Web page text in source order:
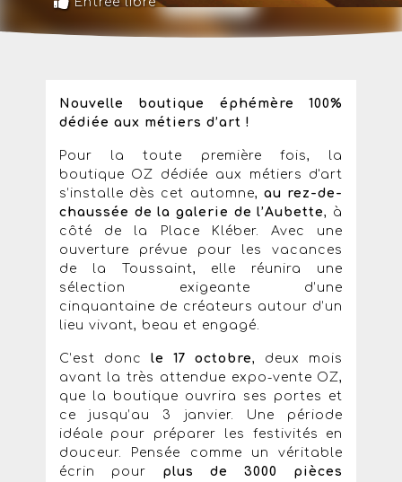
Nouvelle boutique éphémère 100%
dédiée aux métiers d’art !
Pour la toute première fois, la
boutique OZ dédiée aux métiers d'art
s’installe dès cet automne, au rez-de-
chaussée de la galerie de l’Aubette, à
côté de la Place Kléber. Avec une
ouverture prévue pour les vacances
de la Toussaint, elle réunira une
sélection exigeante d’une
cinquantaine de créateurs autour d’un
lieu vivant, beau et engagé.
C’est donc le 17 octobre, deux mois
avant la très attendue expo-vente OZ,
que la boutique ouvrira ses portes et
ce jusqu’au 3 janvier. Une période
idéale pour préparer les festivités en
douceur. Pensée comme un véritable
écrin pour plus de 3000
pièces